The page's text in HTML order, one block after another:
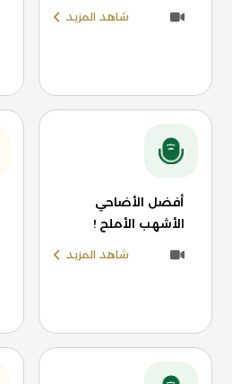
شاهد المزيد
أفضل الأضاحي
الأشهب الأملح !
شاهد المزيد